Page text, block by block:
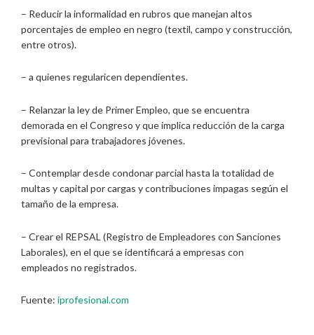
– Reducir la informalidad en rubros que manejan altos
porcentajes de empleo en negro (textil, campo y construcción,
entre otros).
– a quienes regularicen dependientes.
– Relanzar la ley de Primer Empleo, que se encuentra
demorada en el Congreso y que implica reducción de la carga
previsional para trabajadores jóvenes.
– Contemplar desde condonar parcial hasta la totalidad de
multas y capital por cargas y contribuciones impagas según el
tamaño de la empresa.
– Crear el REPSAL (Registro de Empleadores con Sanciones
Laborales), en el que se identificará a empresas con
empleados no registrados.
Fuente: iprofesional.com